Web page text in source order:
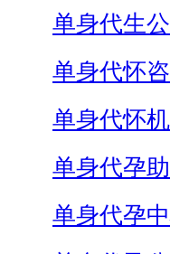
单身代生
单身代怀
单身代怀
单身代孕
单身代孕